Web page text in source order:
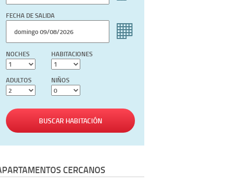
FECHA DE SALIDA
NOCHES HABITACIONES
ADULTOS NIÑOS
BUSCAR HABITACIÓN
CERCANOS